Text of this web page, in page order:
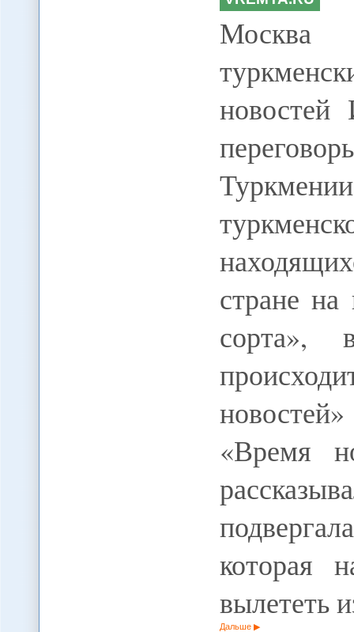
Москва
стране
сорта»,
«Время
которая
вылететь
Дальше